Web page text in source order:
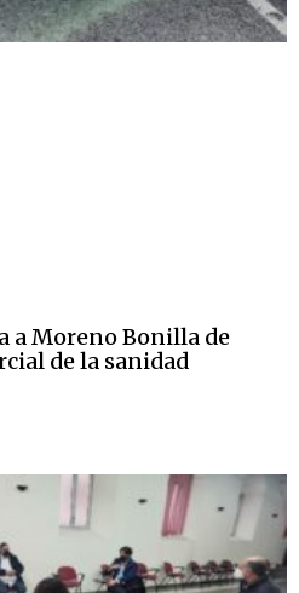
a Moreno Bonilla de
de la sanidad